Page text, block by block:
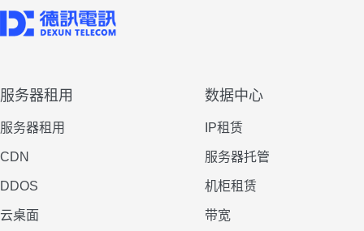
服务器租用
服务器租用
CDN
DDOS
云桌面
数据中心
IP租赁
服务器托管
机柜租赁
带宽